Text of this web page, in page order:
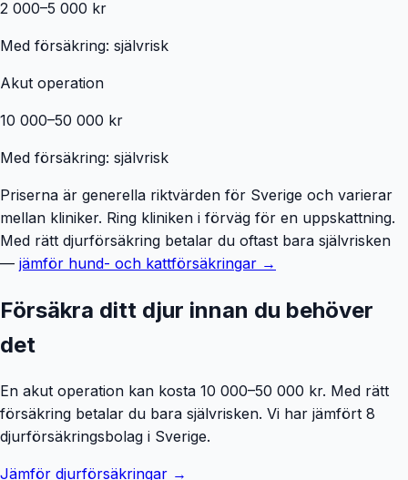
2 000–5 000 kr
Med försäkring: självrisk
Akut operation
10 000–50 000 kr
Med försäkring: självrisk
Priserna är generella riktvärden för Sverige och varierar
mellan kliniker. Ring kliniken i förväg för en uppskattning.
Med rätt djurförsäkring betalar du oftast bara självrisken
— jämför hund- och kattförsäkringar →
Försäkra ditt djur innan du behöver
det
En akut operation kan kosta 10 000–50 000 kr. Med rätt
försäkring betalar du bara självrisken. Vi har jämfört 8
djurförsäkringsbolag i Sverige.
Jämför djurförsäkringar →